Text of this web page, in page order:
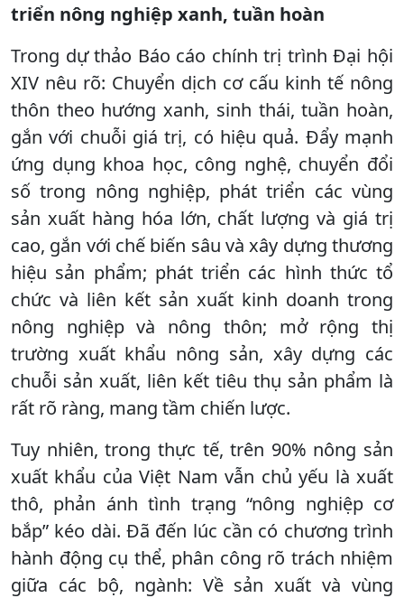
triển nông nghiệp xanh, tuần hoàn
Trong dự thảo Báo cáo chính trị trình Đại hội
XIV nêu rõ: Chuyển dịch cơ cấu kinh tế nông
thôn theo hướng xanh, sinh thái, tuần hoàn,
gắn với chuỗi giá trị, có hiệu quả. Đẩy mạnh
ứng dụng khoa học, công nghệ, chuyển đổi
số trong nông nghiệp, phát triển các vùng
sản xuất hàng hóa lớn, chất lượng và giá trị
cao, gắn với chế biến sâu và xây dựng thương
hiệu sản phẩm; phát triển các hình thức tổ
chức và liên kết sản xuất kinh doanh trong
nông nghiệp và nông thôn; mở rộng thị
trường xuất khẩu nông sản, xây dựng các
chuỗi sản xuất, liên kết tiêu thụ sản phẩm là
rất rõ ràng, mang tầm chiến lược.
Tuy nhiên, trong thực tế, trên 90% nông sản
xuất khẩu của Việt Nam vẫn chủ yếu là xuất
thô, phản ánh tình trạng “nông nghiệp cơ
bắp” kéo dài. Đã đến lúc cần có chương trình
hành động cụ thể, phân công rõ trách nhiệm
giữa các bộ, ngành: Về sản xuất và vùng